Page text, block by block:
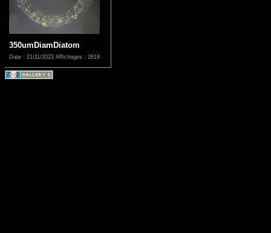
350umDiamDiatom
Date : 21/11/2023 Affichages : 2619